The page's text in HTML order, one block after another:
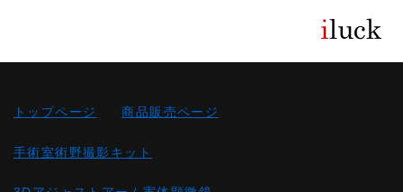
トップページ 商品販売ページ
手術室術野撮影キット